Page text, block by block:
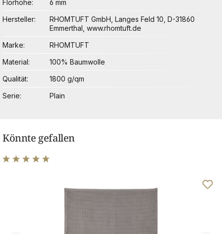
Florhöhe
6 mm
Hersteller
RHOMTUFT GmbH, Langes Feld 10, D-31860
Emmerthal, www.rhomtuft.de
Marke
RHOMTUFT
Material
100% Baumwolle
Qualität
1800 g/qm
Serie
Plain
Könnte gefallen